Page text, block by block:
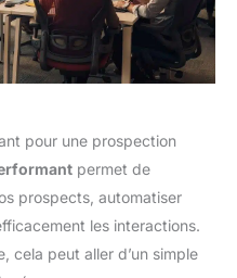
pour une prospection
permet de
prospects, automatiser
les interactions.
cela peut aller d’un simple